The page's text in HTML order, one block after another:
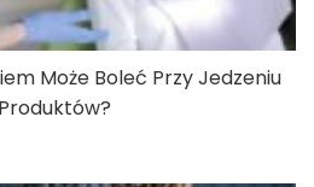
Może Boleć Przy Jedzeniu